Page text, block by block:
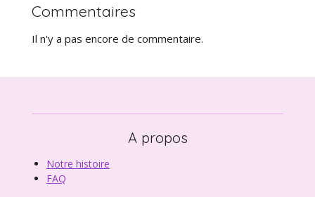
Commentaires
Il n'y a pas encore de commentaire.
A propos
Notre histoire
FAQ